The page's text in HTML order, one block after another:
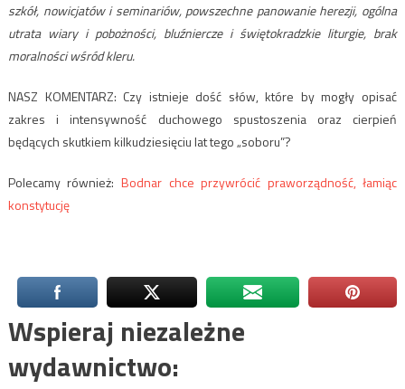
szkół, nowicjatów i seminariów, powszechne panowanie herezji, ogólna
utrata wiary i pobożności, bluźniercze i świętokradzkie liturgie, brak
moralności wśród kleru.
NASZ KOMENTARZ: Czy istnieje dość słów, które by mogły opisać
zakres i intensywność duchowego spustoszenia oraz cierpień
będących skutkiem kilkudziesięciu lat tego „soboru”?
Polecamy również: Bodnar chce przywrócić praworządność, łamiąc
konstytucję
Wspieraj niezależne
wydawnictwo: